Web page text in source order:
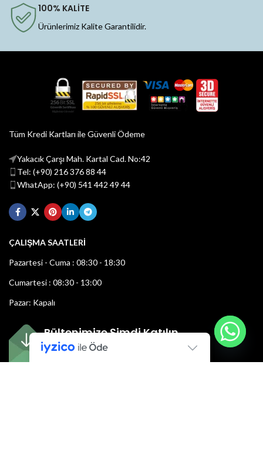
100% KALİTE
Ürünlerimiz Kalite Garantilidir.
Tüm Kredi Kartları ile Güvenli Ödeme
Yakacık Çarşı Mah. Kartal Cad. No:42
Tel: (+90) 216 376 88 44
WhatApp: (+90) 541 442 49 44
ÇALIŞMA SAATLERİ
Pazartesi - Cuma : 08:30 - 18:30
Cumartesi : 08:30 - 13:00
Pazar: Kapalı
Bültenimize Şimdi Katılın
İlk bilen sen ol.Bültene bugün kaydolun